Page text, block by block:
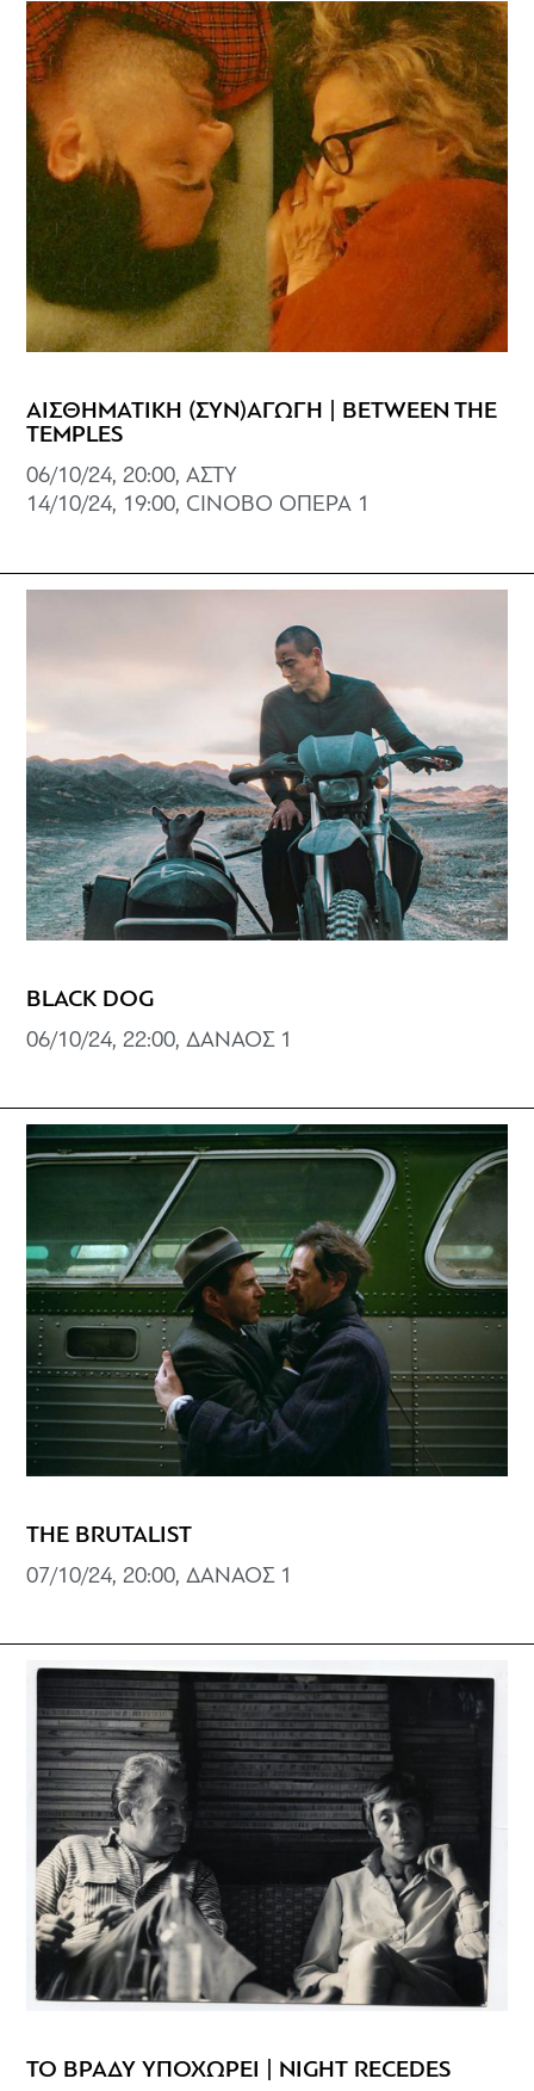
ΑΙΣΘΗΜΑΤΙΚΗ (ΣΥΝ)ΑΓΩΓΗ | BETWEEN THE
TEMPLES
06/10/24, 20:00, ΑΣΤΥ
14/10/24, 19:00, CINOBO ΟΠΕΡΑ 1
BLACK DOG
06/10/24, 22:00, ΔΑΝΑΟΣ 1
THE BRUTALIST
07/10/24, 20:00, ΔΑΝΑΟΣ 1
ΤΟ ΒΡΑΔΥ ΥΠΟΧΩΡΕΙ | NIGHT RECEDES